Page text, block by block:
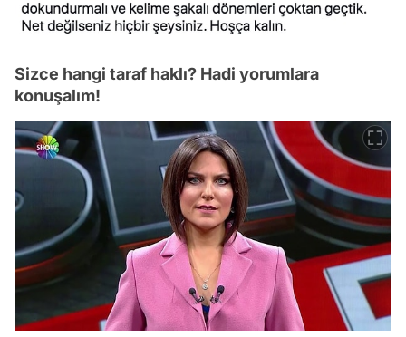
Sizce hangi taraf haklı? Hadi yorumlara
konuşalım!